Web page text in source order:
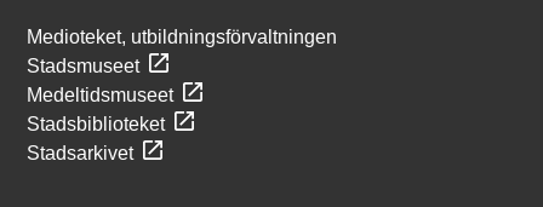
Medioteket, utbildningsförvaltningen
Stadsmuseet
Medeltidsmuseet
Stadsbiblioteket
Stadsarkivet